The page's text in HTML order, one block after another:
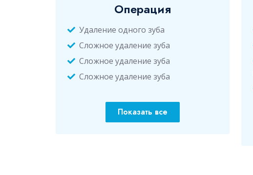
Операция
Удаление одного зуба
Сложное удаление зуба
Сложное удаление зуба
Сложное удаление зуба
Показать все